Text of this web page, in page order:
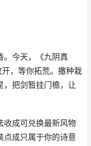
。今天，《九阴真
，等你拓荒。撒种栽
，把剑暂挂门檐，让
收成可兑换最新风物
点成只属于你的诗意